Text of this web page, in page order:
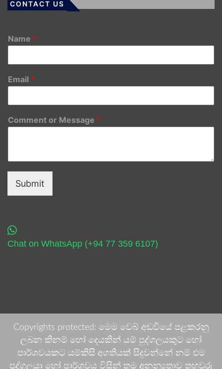
CONTACT US
Name *
Email *
Comment or Message *
Submit
Chat on WhatsApp (+94 77 359 6107)
Copyrights protected: මෙම වෙබ් අඩවියේ පළකරනු
ලබන කිනම් හෝ දෙයකින් යම් පුද්ගලයකුට හෝ
පාර්ශවයකට යම්කිසි අගතියක් සිදුවන්නේ නම් එම
පුද්ගලයා හෝ පාර්ශවය විසින් තම අනන්‍යතාව තහවුරු